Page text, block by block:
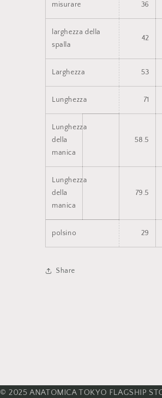
misurare 36
larghezza della
spalla
42
Larghezza 53
Lunghezza 71
Lunghezza
della
manica
58.5
Lunghezza
della
manica
79.5
polsino 29
Share
© 2025 ANATOMICA TOKYO FLAGSHIP